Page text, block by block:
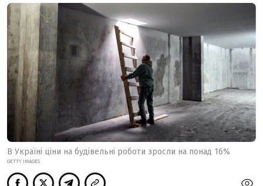
В Україні ціни на будівельні роботи зросли на понад 16%
GETTY IMAGES